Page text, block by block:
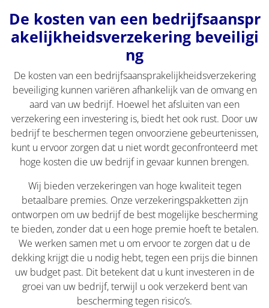
De kosten van een bedrijfsaanspr
akelijkheidsverzekering beveiligi
ng
De kosten van een bedrijfsaansprakelijkheidsverzekering
beveiliging kunnen variëren afhankelijk van de omvang en
aard van uw bedrijf. Hoewel het afsluiten van een
verzekering een investering is, biedt het ook rust. Door uw
bedrijf te beschermen tegen onvoorziene gebeurtenissen,
kunt u ervoor zorgen dat u niet wordt geconfronteerd met
hoge kosten die uw bedrijf in gevaar kunnen brengen.
Wij bieden verzekeringen van hoge kwaliteit tegen
betaalbare premies. Onze verzekeringspakketten zijn
ontworpen om uw bedrijf de best mogelijke bescherming
te bieden, zonder dat u een hoge premie hoeft te betalen.
We werken samen met u om ervoor te zorgen dat u de
dekking krijgt die u nodig hebt, tegen een prijs die binnen
uw budget past. Dit betekent dat u kunt investeren in de
groei van uw bedrijf, terwijl u ook verzekerd bent van
bescherming tegen risico’s.